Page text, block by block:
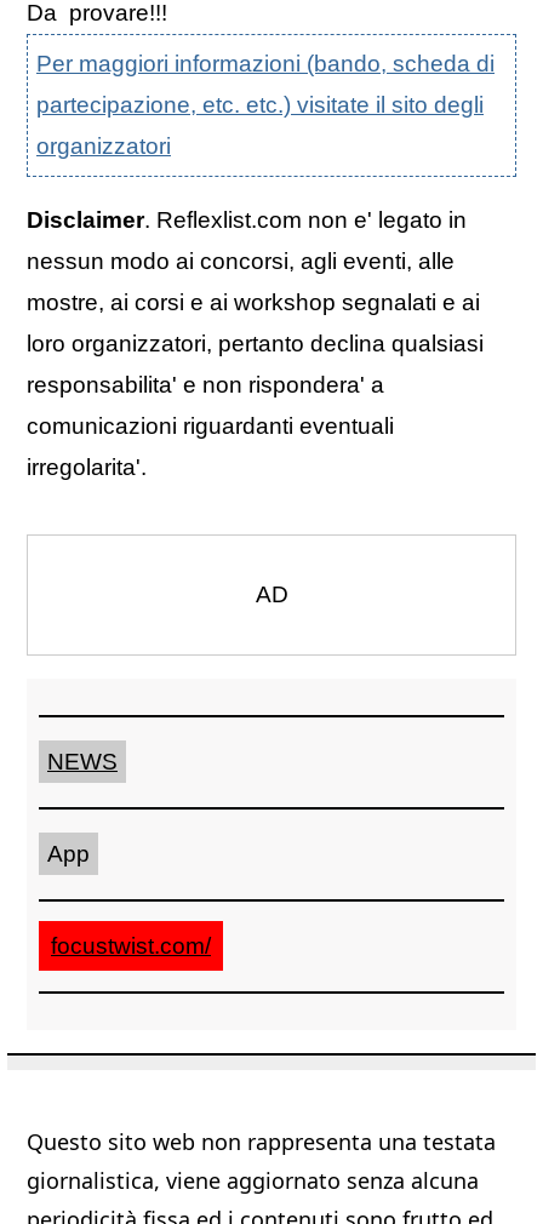
Da provare!!!
Per maggiori informazioni (bando, scheda di
partecipazione, etc. etc.) visitate il sito degli
organizzatori
Disclaimer. Reflexlist.com non e' legato in
nessun modo ai concorsi, agli eventi, alle
mostre, ai corsi e ai workshop segnalati e ai
loro organizzatori, pertanto declina qualsiasi
responsabilita' e non rispondera' a
comunicazioni riguardanti eventuali
irregolarita'.
AD
NEWS
App
focustwist.com/
Questo sito web non rappresenta una testata
giornalistica, viene aggiornato senza alcuna